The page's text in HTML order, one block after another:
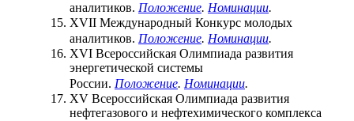
аналитиков. Положение. Номинации.
XVII Международный Конкурс молодых
аналитиков. Положение. Номинации.
XVI Всероссийская Олимпиада развития
энергетической системы
России. Положение. Номинации.
XV Всероссийская Олимпиада развития
нефтегазового и нефтехимического комплекса